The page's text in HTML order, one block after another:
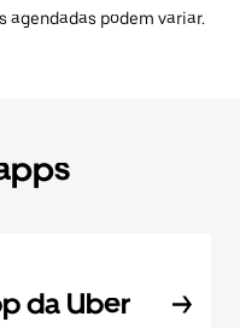
agendadas podem variar.
da Uber